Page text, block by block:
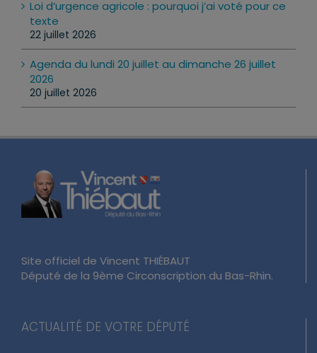
Loi d’urgence agricole : pourquoi j’ai voté pour ce
texte
22 juillet 2026
Agenda du lundi 20 juillet au dimanche 26 juillet
2026
20 juillet 2026
Site officiel de Vincent THIÉBAUT